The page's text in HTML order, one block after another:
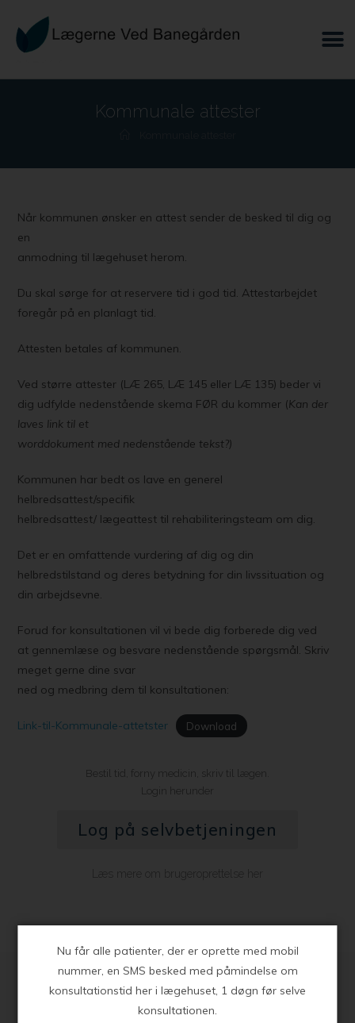
Kommunale attester
Når kommunen ønsker en attest sender de besked til dig og
en
anmodning til lægehuset herom.
Du skal sørge for at reservere tid i god tid. Attestarbejdet
foregår på en planlagt tid.
Attesten betales af kommunen.
Ved større attester (LÆ 265, LÆ 145 eller LÆ 135) beder vi
dig udfylde nedenstående skema FØR du kommer (Kan der
laves link til et
worddokument med nedenstående tekst?)
Kommunen har bedt os lave en generel
helbredsattest/specifik
helbredsattest/ lægeattest til rehabiliteringsteam om dig.
Det er en omfattende vurdering af dig og din
helbredstilstand og deres betydning for din livssituation og
din arbejdsevne.
Forud for konsultationen vil vi bede dig forberede dig ved
at gennemlæse og besvare nedenstående spørgsmål. Skriv
meget gerne dine svar
ned og medbring dem til konsultationen:
Link-til-Kommunale-attetster Download
Bestil tid, forny medicin, skriv til lægen.
Login herunder
Log på selvbetjeningen
Læs mere om brugeroprettelse her
Klinikkens åbningstider
Nu får alle patienter, der er oprette med mobil
nummer, en SMS besked med påmindelse om
konsultationstid her i lægehuset, 1 døgn før selve
konsultationen.